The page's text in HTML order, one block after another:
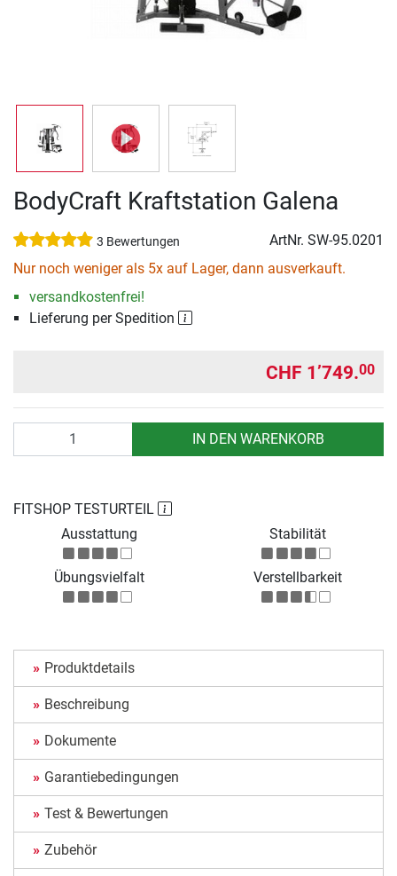
BodyCraft Kraftstation Galena
3 Bewertungen ArtNr. SW-95.0201
Nur noch weniger als 5x auf Lager, dann ausverkauft.
versandkostenfrei!
Lieferung per Spedition
CHF 1’749.00
IN DEN WARENKORB
FITSHOP TESTURTEIL
Ausstattung
Stabilität
Übungsvielfalt Verstellbarkeit
Produktdetails
Beschreibung
Dokumente
Garantiebedingungen
Test & Bewertungen
Zubehör